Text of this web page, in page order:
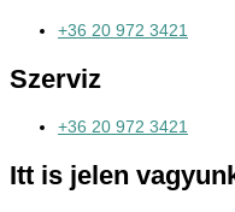
+36 20 972 3421
Szerviz
+36 20 972 3421
Itt is jelen